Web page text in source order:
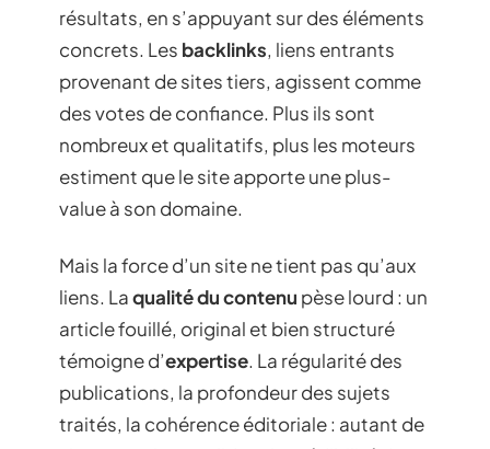
résultats, en s’appuyant sur des éléments
concrets. Les backlinks, liens entrants
provenant de sites tiers, agissent comme
des votes de confiance. Plus ils sont
nombreux et qualitatifs, plus les moteurs
estiment que le site apporte une plus-
value à son domaine.
Mais la force d’un site ne tient pas qu’aux
liens. Laqualité du contenu pèse lourd : un
article fouillé, original et bien structuré
témoigne d’expertise. La régularité des
publications, la profondeur des sujets
traités, la cohérence éditoriale : autant de